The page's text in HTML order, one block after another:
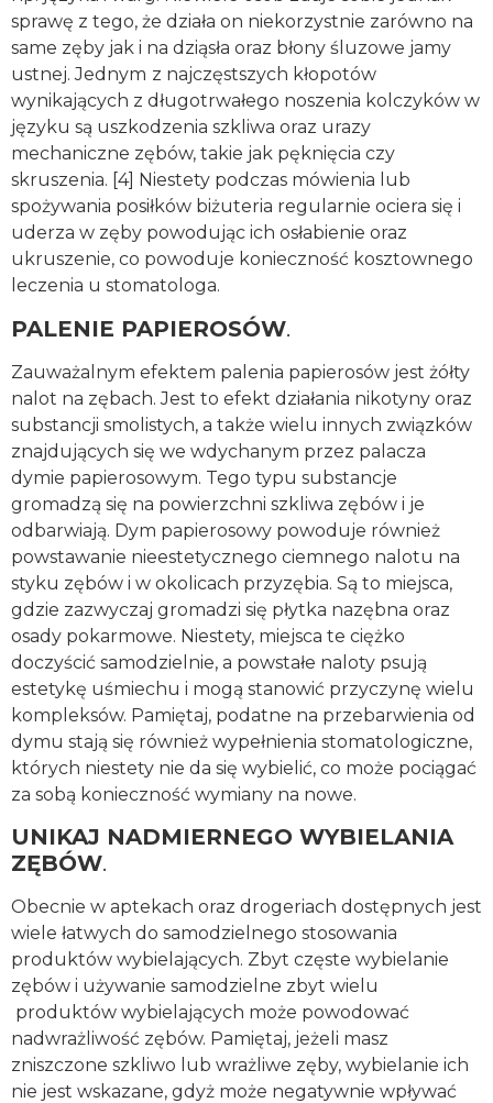
sprawę z tego, że działa on niekorzystnie zarówno na
same zęby jak i na dziąsła oraz błony śluzowe jamy
ustnej. Jednym z najczęstszych kłopotów
wynikających z długotrwałego noszenia kolczyków w
języku są uszkodzenia szkliwa oraz urazy
mechaniczne zębów, takie jak pęknięcia czy
skruszenia. [4] Niestety podczas mówienia lub
spożywania posiłków biżuteria regularnie ociera się i
uderza w zęby powodując ich osłabienie oraz
ukruszenie, co powoduje konieczność kosztownego
leczenia u stomatologa.
PALENIE PAPIEROSÓW.
Zauważalnym efektem palenia papierosów jest żółty
nalot na zębach. Jest to efekt działania nikotyny oraz
substancji smolistych, a także wielu innych związków
znajdujących się we wdychanym przez palacza
dymie papierosowym. Tego typu substancje
gromadzą się na powierzchni szkliwa zębów i je
odbarwiają. Dym papierosowy powoduje również
powstawanie nieestetycznego ciemnego nalotu na
styku zębów i w okolicach przyzębia. Są to miejsca,
gdzie zazwyczaj gromadzi się płytka nazębna oraz
osady pokarmowe. Niestety, miejsca te ciężko
doczyścić samodzielnie, a powstałe naloty psują
estetykę uśmiechu i mogą stanowić przyczynę wielu
kompleksów. Pamiętaj, podatne na przebarwienia od
dymu stają się również wypełnienia stomatologiczne,
których niestety nie da się wybielić, co może pociągać
za sobą konieczność wymiany na nowe.
UNIKAJ NADMIERNEGO WYBIELANIA
ZĘBÓW.
Obecnie w aptekach oraz drogeriach dostępnych jest
wiele łatwych do samodzielnego stosowania
produktów wybielających. Zbyt częste wybielanie
zębów i używanie samodzielne zbyt wielu
produktów wybielających może powodować
nadwrażliwość zębów. Pamiętaj, jeżeli masz
zniszczone szkliwo lub wrażliwe zęby, wybielanie ich
nie jest wskazane, gdyż może negatywnie wpływać